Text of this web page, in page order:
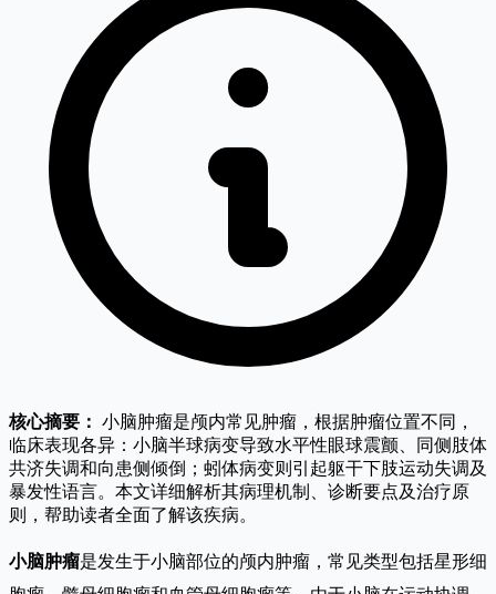
核心摘要： 小脑肿瘤是颅内常见肿瘤，根据肿瘤位置不同，
临床表现各异：小脑半球病变导致水平性眼球震颤、同侧肢体
共济失调和向患侧倾倒；蚓体病变则引起躯干下肢运动失调及
暴发性语言。本文详细解析其病理机制、诊断要点及治疗原
则，帮助读者全面了解该疾病。
小脑肿瘤是发生于小脑部位的颅内肿瘤，常见类型包括星形细